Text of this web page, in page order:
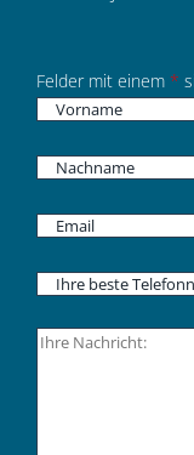
Felder mit einem *